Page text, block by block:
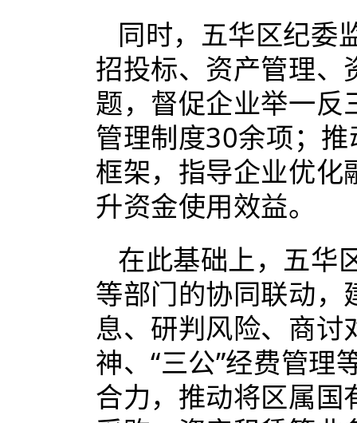
同时，五华区纪委
招投标、资产管理、
题，督促企业举一反
管理制度30余项；
框架，指导企业优化
升资金使用效益。
在此基础上，五华
等部门的协同联动，
息、研判风险、商
神、“三公”经费管理
合力，推动将区属国